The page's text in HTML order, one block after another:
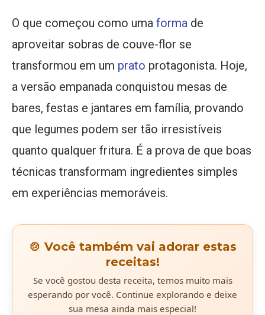
O que começou como uma forma de
aproveitar sobras de couve-flor se
transformou em um prato protagonista. Hoje,
a versão empanada conquistou mesas de
bares, festas e jantares em família, provando
que legumes podem ser tão irresistíveis
quanto qualquer fritura. É a prova de que boas
técnicas transformam ingredientes simples
em experiências memoráveis.
🍲 Você também vai adorar estas
receitas!
Se você gostou desta receita, temos muito mais
esperando por você. Continue explorando e deixe
sua mesa ainda mais especial!